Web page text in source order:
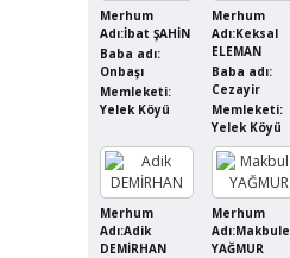
Merhum
Adı:İbat ŞAHİN
Baba adı:
Onbaşı
Memleketi:
Yelek Köyü
Merhum
Adı:Keksal
ELEMAN
Baba adı:
Cezayir
Memleketi:
Yelek Köyü
Merhum
Adı:Adik
DEMİRHAN
Merhum
Adı:Makbule
YAĞMUR